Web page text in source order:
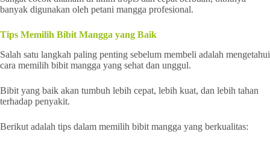
banyak digunakan oleh petani mangga profesional.
Tips Memilih Bibit Mangga yang Baik
Salah satu langkah paling penting sebelum membeli adalah mengetahui
cara memilih bibit mangga yang sehat dan unggul.
Bibit yang baik akan tumbuh lebih cepat, lebih kuat, dan lebih tahan
terhadap penyakit.
Berikut adalah tips dalam memilih bibit mangga yang berkualitas: